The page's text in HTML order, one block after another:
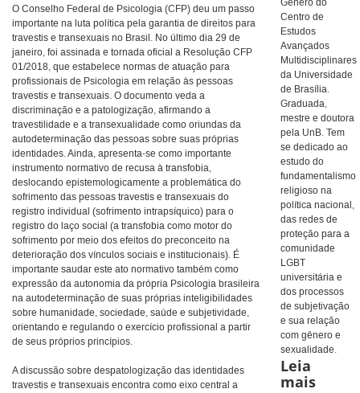
Gênero do
Centro de
Estudos
Avançados
Multidisciplinares
da Universidade
de Brasília.
Graduada,
mestre e doutora
pela UnB. Tem
se dedicado ao
estudo do
fundamentalismo
religioso na
política nacional,
das redes de
proteção para a
comunidade
LGBT
universitária e
dos processos
de subjetivação
e sua relação
com gênero e
sexualidade.
O Conselho Federal de Psicologia (CFP) deu um passo
importante na luta política pela garantia de direitos para
travestis e transexuais no Brasil. No último dia 29 de
janeiro, foi assinada e tornada oficial a Resolução CFP
01/2018, que estabelece normas de atuação para
profissionais de Psicologia em relação às pessoas
travestis e transexuais. O documento veda a
discriminação e a patologização, afirmando a
travestilidade e a transexualidade como oriundas da
autodeterminação das pessoas sobre suas próprias
identidades. Ainda, apresenta-se como importante
instrumento normativo de recusa à transfobia,
deslocando epistemologicamente a problemática do
sofrimento das pessoas travestis e transexuais do
registro individual (sofrimento intrapsíquico) para o
registro do laço social (a transfobia como motor do
sofrimento por meio dos efeitos do preconceito na
deterioração dos vínculos sociais e institucionais). É
importante saudar este ato normativo também como
expressão da autonomia da própria Psicologia brasileira
na autodeterminação de suas próprias inteligibilidades
sobre humanidade, sociedade, saúde e subjetividade,
orientando e regulando o exercício profissional a partir
de seus próprios princípios.
A discussão sobre despatologização das identidades
travestis e transexuais encontra como eixo central a
Leia
mais